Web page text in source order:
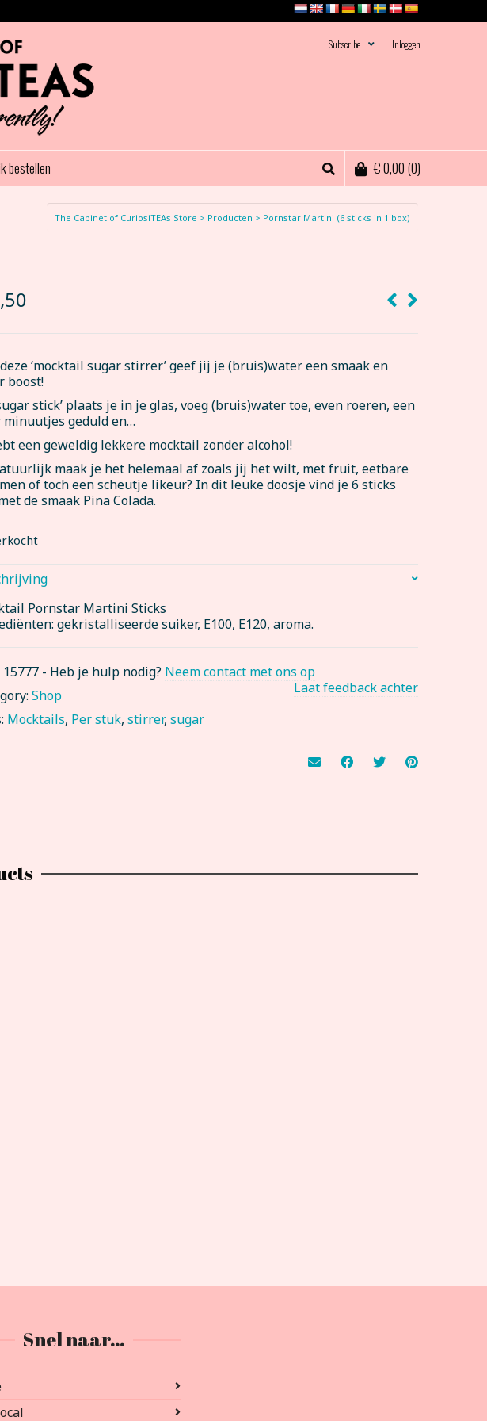
Subscribe Inloggen
bestellen €0,00 (0)
The Cabinet of CuriosiTEAs Store > Producten > Pornstar Martini (6 sticks in 1 box)
‘mocktail sugar stirrer’ geef jij je (bruis)water een smaak en
boost!
stick’ plaats je in je glas, voeg (bruis)water toe, even roeren, een
minuutjes geduld en…
een geweldig lekkere mocktail zonder alcohol!
maak je het helemaal af zoals jij het wilt, met fruit, eetbare
of toch een scheutje likeur? In dit leuke doosje vind je 6 sticks
de smaak Pina Colada.
Pornstar Martini Sticks
gekristalliseerde suiker, E100, E120, aroma.
15777 - Heb je hulp nodig? Neem contact met ons op
Laat feedback achter
Shop
Mocktails, Per stuk,stirrer,sugar
Snel naar…